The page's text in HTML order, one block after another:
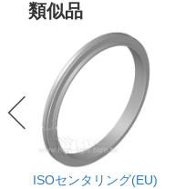
類似品
ISOセンタリング(EU)